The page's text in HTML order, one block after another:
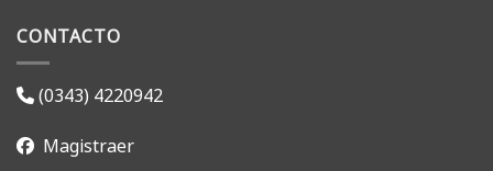
CONTACTO
(0343) 4220942
Magistraer